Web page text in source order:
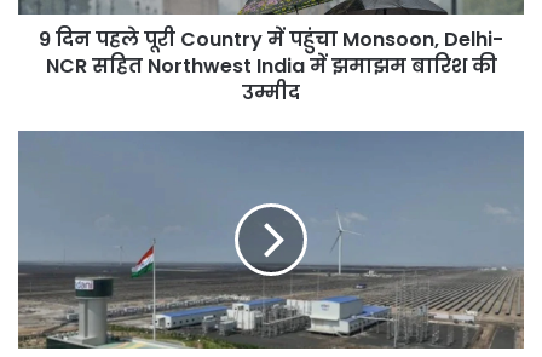
Delhi-
NCR9 दिन पहले पूरी Country में पहुंचा Monsoon, Delhi-
NCR सहित Northwest India में झमाझम बारिश की
उम्मीद
Fastest-
Growing
Brand,
Green